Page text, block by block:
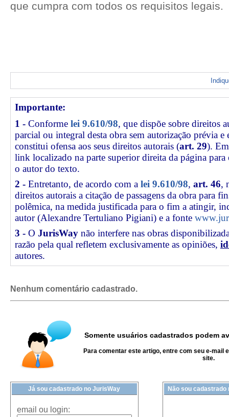
que cumpra com todos os requisitos legais.
Importante:
1 - Conforme lei 9.610/98, que dispõe sobre direitos
parcial ou integral desta obra sem autorização prévia e
constitui ofensa aos seus direitos autorais (art. 29).
link localizado na parte superior direita da página
o autor do texto.
2 - Entretanto, de acordo com a lei 9.610/98, art. 46,
direitos autorais a citação de passagens da obra para
polêmica, na medida justificada para o fim a atingir,
autor (Alexandre Tertuliano Pigiani) e a fonte
3 - O JurisWay não interfere nas obras
razão pela qual refletem exclusivamente as opiniões,
autores.
Nenhum comentário cadastrado.
Somente usuários cadastrados podem
Para comentar este artigo, entre com seu e-mail
site.
Já sou cadastrado no JurisWay
email ou login:
Não sou cadastrado